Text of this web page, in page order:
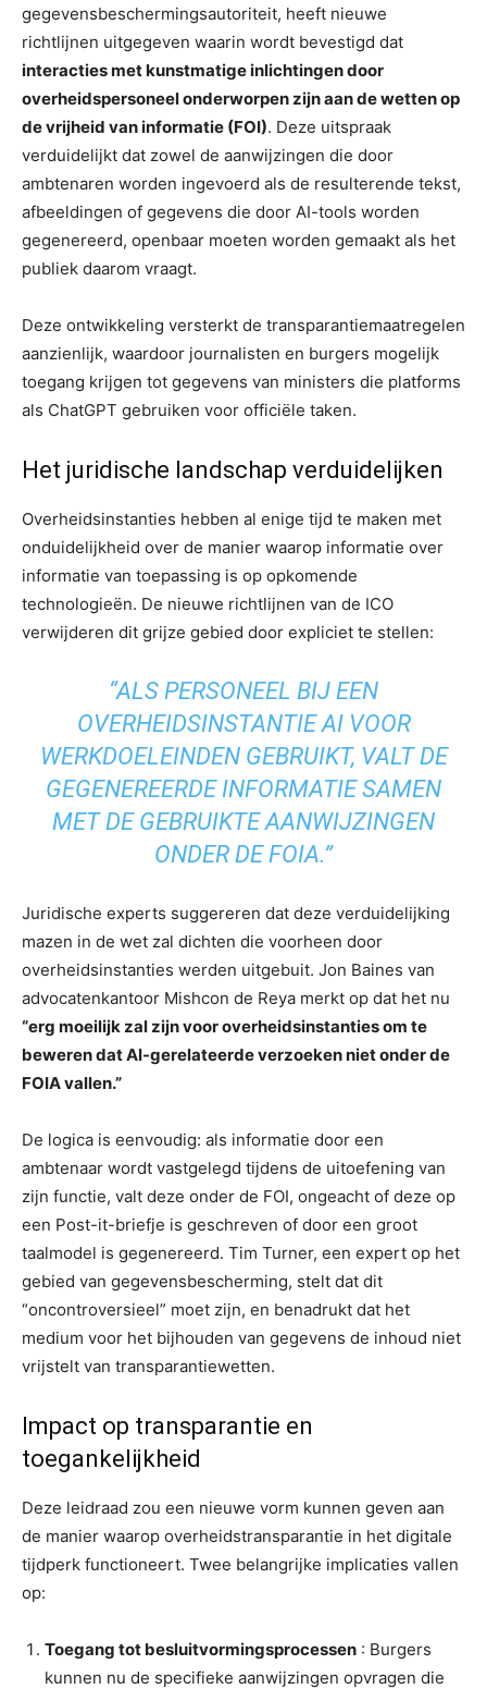
gegevensbeschermingsautoriteit, heeft nieuwe
richtlijnen uitgegeven waarin wordt bevestigd dat
interacties met kunstmatige inlichtingen door
overheidspersoneel onderworpen zijn aan de wetten op
de vrijheid van informatie (FOI). Deze uitspraak
verduidelijkt dat zowel de aanwijzingen die door
ambtenaren worden ingevoerd als de resulterende tekst,
afbeeldingen of gegevens die door AI-tools worden
gegenereerd, openbaar moeten worden gemaakt als het
publiek daarom vraagt.
Deze ontwikkeling versterkt de transparantiemaatregelen
aanzienlijk, waardoor journalisten en burgers mogelijk
toegang krijgen tot gegevens van ministers die platforms
als ChatGPT gebruiken voor officiële taken.
Het juridische landschap verduidelijken
Overheidsinstanties hebben al enige tijd te maken met
onduidelijkheid over de manier waarop informatie over
informatie van toepassing is op opkomende
technologieën. De nieuwe richtlijnen van de ICO
verwijderen dit grijze gebied door expliciet te stellen:
“ALS PERSONEEL BIJ EEN
OVERHEIDSINSTANTIE AI VOOR
WERKDOELEINDEN GEBRUIKT, VALT DE
GEGENEREERDE INFORMATIE SAMEN
MET DE GEBRUIKTE AANWIJZINGEN
ONDER DE FOIA.”
Juridische experts suggereren dat deze verduidelijking
mazen in de wet zal dichten die voorheen door
overheidsinstanties werden uitgebuit. Jon Baines van
advocatenkantoor Mishcon de Reya merkt op dat het nu
“erg moeilijk zal zijn voor overheidsinstanties om te
beweren dat AI-gerelateerde verzoeken niet onder de
FOIA vallen.”
De logica is eenvoudig: als informatie door een
ambtenaar wordt vastgelegd tijdens de uitoefening van
zijn functie, valt deze onder de FOI, ongeacht of deze op
een Post-it-briefje is geschreven of door een groot
taalmodel is gegenereerd. Tim Turner, een expert op het
gebied van gegevensbescherming, stelt dat dit
“oncontroversieel” moet zijn, en benadrukt dat het
medium voor het bijhouden van gegevens de inhoud niet
vrijstelt van transparantiewetten.
Impact op transparantie en
toegankelijkheid
Deze leidraad zou een nieuwe vorm kunnen geven aan
de manier waarop overheidstransparantie in het digitale
tijdperk functioneert. Twee belangrijke implicaties vallen
op:
Toegang tot besluitvormingsprocessen : Burgers
kunnen nu de specifieke aanwijzingen opvragen die